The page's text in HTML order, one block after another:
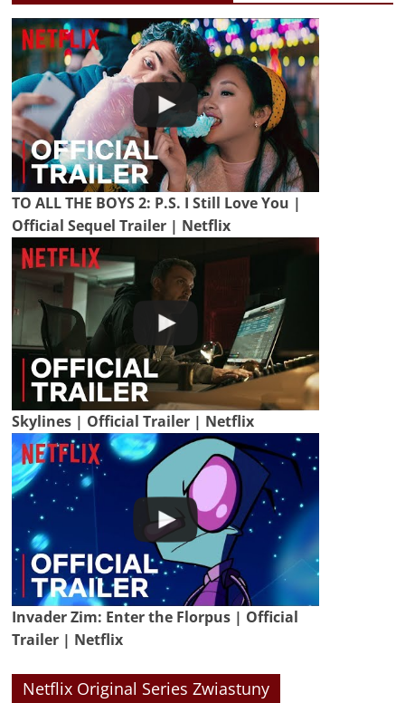
TO ALL THE BOYS 2: P.S. I Still Love You |
Official Sequel Trailer | Netflix
Skylines | Official Trailer | Netflix
Invader Zim: Enter the Florpus | Official
Trailer | Netflix
Netflix Original Series Zwiastuny